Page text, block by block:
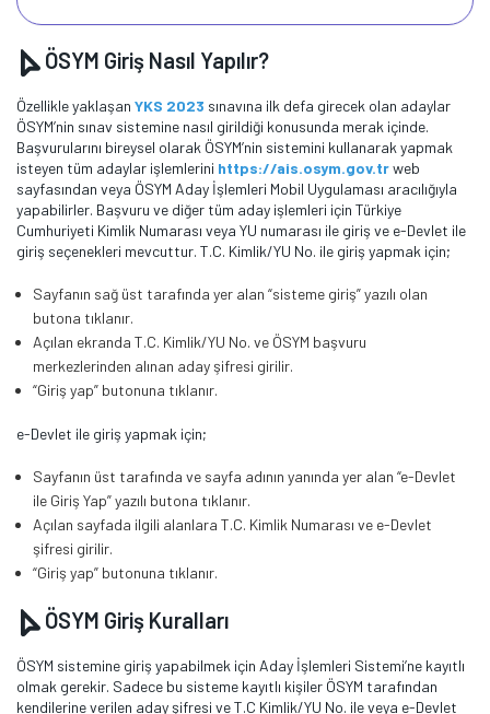
ÖSYM Giriş Nasıl Yapılır?
Özellikle yaklaşan YKS 2023 sınavına ilk defa girecek olan adaylar
ÖSYM’nin sınav sistemine nasıl girildiği konusunda merak içinde.
Başvurularını bireysel olarak ÖSYM’nin sistemini kullanarak yapmak
isteyen tüm adaylar işlemlerini https://ais.osym.gov.trweb
sayfasından veya ÖSYM Aday İşlemleri Mobil Uygulaması aracılığıyla
yapabilirler. Başvuru ve diğer tüm aday işlemleri için Türkiye
Cumhuriyeti Kimlik Numarası veya YU numarası ile giriş ve e-Devlet ile
giriş seçenekleri mevcuttur. T.C. Kimlik/YU No. ile giriş yapmak için;
Sayfanın sağ üst tarafında yer alan “sisteme giriş” yazılı olan
butona tıklanır.
Açılan ekranda T.C. Kimlik/YU No. ve ÖSYM başvuru
merkezlerinden alınan aday şifresi girilir.
“Giriş yap” butonuna tıklanır.
e-Devlet ile giriş yapmak için;
Sayfanın üst tarafında ve sayfa adının yanında yer alan “e-Devlet
ile Giriş Yap” yazılı butona tıklanır.
Açılan sayfada ilgili alanlara T.C. Kimlik Numarası ve e-Devlet
şifresi girilir.
“Giriş yap” butonuna tıklanır.
ÖSYM Giriş Kuralları
ÖSYM sistemine giriş yapabilmek için Aday İşlemleri Sistemi’ne kayıtlı
olmak gerekir. Sadece bu sisteme kayıtlı kişiler ÖSYM tarafından
kendilerine verilen aday şifresi ve T.C Kimlik/YU No. ile veya e-Devlet